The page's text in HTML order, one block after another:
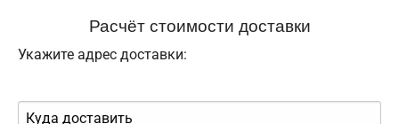
Расчёт стоимости доставки
Укажите адрес доставки: